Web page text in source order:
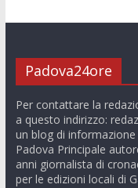
Padova24ore
Per contattare la
a questo indirizzo:
un blog di
Padova Principale
anni giornalista di
per le edizioni locali di